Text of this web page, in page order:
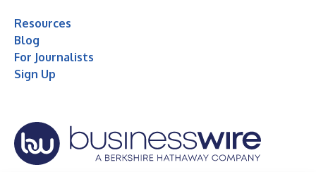
Resources
Blog
For Journalists
Sign Up